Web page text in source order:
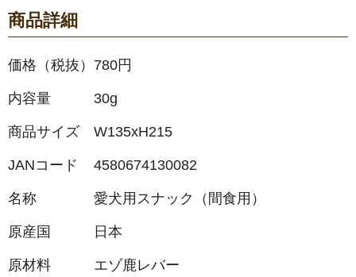
商品詳細
価格（税抜） 780円
内容量 30g
商品サイズ W135xH215
JANコード 4580674130082
名称 愛犬用スナック（間食用）
原産国 日本
原材料 エゾ鹿レバー